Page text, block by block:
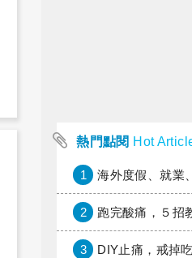
熱門點閱 Hot
1 海外度假、就業、遊學保障加倍，富邦產險「一
2 跑完酸痛，５招教
3 DIY止痛，戒掉